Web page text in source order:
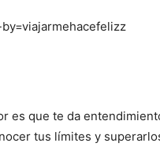
es que te da
tus límites y